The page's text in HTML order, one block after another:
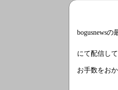
bogusnewsの
にて配信し
お手数をお